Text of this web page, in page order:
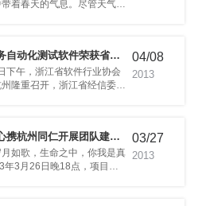
品
江最佳创新软件产品”。
04/08
2013
03/27
2013